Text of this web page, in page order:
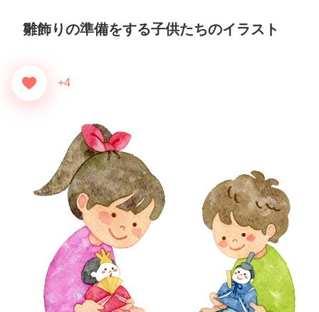
雛飾りの準備をする子供たちのイラスト
+4